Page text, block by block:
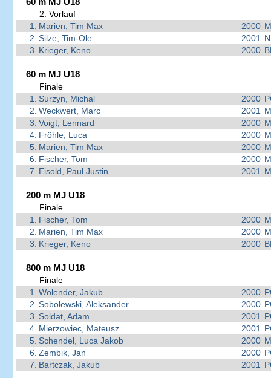
2. Vorlauf
1.
Marien, Tim Max 2000
2. Silze, Tim-Ole 2001
3. Krieger, Keno 2000
60 m MJ U18
Finale
1.
Surzyn, Michal 2000
2. Weckwert, Marc 2001
3. Voigt, Lennard 2000
4. Fröhle, Luca 2000
5. Marien, Tim Max 2000
6. Fischer, Tom 2000
7. Eisold, Paul Justin 2001
200 m MJ U18
Finale
1.
Fischer, Tom 2000
2. Marien, Tim Max 2000
3. Krieger, Keno 2000
800 m MJ U18
Finale
1.
Wolender, Jakub 2000
2. Sobolewski, Aleksander 2000
3. Soldat, Adam 2001
4. Mierzowiec, Mateusz 2001
5. Schendel, Luca Jakob 2000
6. Zembik, Jan 2000
7. Bartczak, Jakub 2001